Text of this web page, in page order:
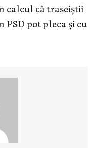
calcul că traseiștii
PSD pot pleca și cu